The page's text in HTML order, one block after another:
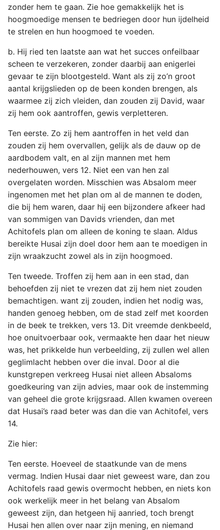
zonder hem te gaan. Zie hoe gemakkelijk het is
hoogmoedige mensen te bedriegen door hun ijdelheid
te strelen en hun hoogmoed te voeden.
b. Hij ried ten laatste aan wat het succes onfeilbaar
scheen te verzekeren, zonder daarbij aan enigerlei
gevaar te zijn blootgesteld. Want als zij zo’n groot
aantal krijgslieden op de been konden brengen, als
waarmee zij zich vleiden, dan zouden zij David, waar
zij hem ook aantroffen, gewis verpletteren.
Ten eerste. Zo zij hem aantroffen in het veld dan
zouden zij hem overvallen, gelijk als de dauw op de
aardbodem valt, en al zijn mannen met hem
nederhouwen, vers 12. Niet een van hen zal
overgelaten worden. Misschien was Absalom meer
ingenomen met het plan om al de mannen te doden,
die bij hem waren, daar hij een bijzondere afkeer had
van sommigen van Davids vrienden, dan met
Achitofels plan om alleen de koning te slaan. Aldus
bereikte Husai zijn doel door hem aan te moedigen in
zijn wraakzucht zowel als in zijn hoogmoed.
Ten tweede. Troffen zij hem aan in een stad, dan
behoefden zij niet te vrezen dat zij hem niet zouden
bemachtigen. want zij zouden, indien het nodig was,
handen genoeg hebben, om de stad zelf met koorden
in de beek te trekken, vers 13. Dit vreemde denkbeeld,
hoe onuitvoerbaar ook, vermaakte hen daar het nieuw
was, het prikkelde hun verbeelding, zij zullen wel allen
geglimlacht hebben over die inval. Door al die
kunstgrepen verkreeg Husai niet alleen Absaloms
goedkeuring van zijn advies, maar ook de instemming
van geheel die grote krijgsraad. Allen kwamen overeen
dat Husai’s raad beter was dan die van Achitofel, vers
14.
Zie hier:
Ten eerste. Hoeveel de staatkunde van de mens
vermag. Indien Husai daar niet geweest ware, dan zou
Achitofels raad gewis overmocht hebben, en niets kon
ook werkelijk meer in het belang van Absalom
geweest zijn, dan hetgeen hij aanried, toch brengt
Husai hen allen over naar zijn mening, en niemand